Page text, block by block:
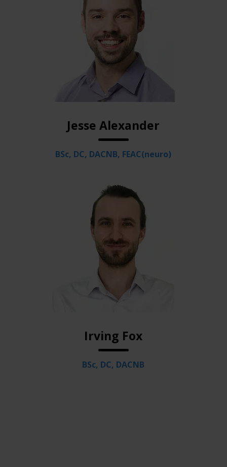
Jesse Alexander
BSc, DC, DACNB, FEAC(neuro)
Irving Fox
BSc, DC, DACNB